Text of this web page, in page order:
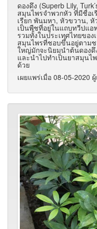
ดองดึง (Superb Lily,
สมุนไพรจำพวกหัว ที่มีชื่อ
เรียก พันมหา, หัวขวาน,
เป็นพืชที่อยู่ในแถบทวีปแอ
รวมทั้งในประเทศไทยขอ
สมุนไพรที่ชอบขึ้นอยู่ตาม
ใหญ่มักจะนิยมนำต้นดองดึ
และนำไปทำเป็นยาสมุนไ
ด้วย
เผยแพร่เมื่อ 08-05-2020